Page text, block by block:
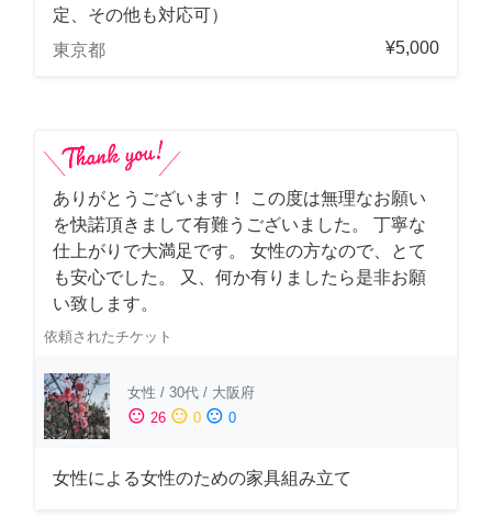
定、その他も対応可）
東京都
¥5,000
ありがとうございます！ この度は無理なお願い
を快諾頂きまして有難うございました。 丁寧な
仕上がりで大満足です。 女性の方なので、とて
も安心でした。 又、何か有りましたら是非お願
い致します。
依頼されたチケット
女性 / 30代 / 大阪府
sentiment_satisfied 26 sentiment_neutral 0 sentiment_dissatisfied 0
女性による女性のための家具組み立て